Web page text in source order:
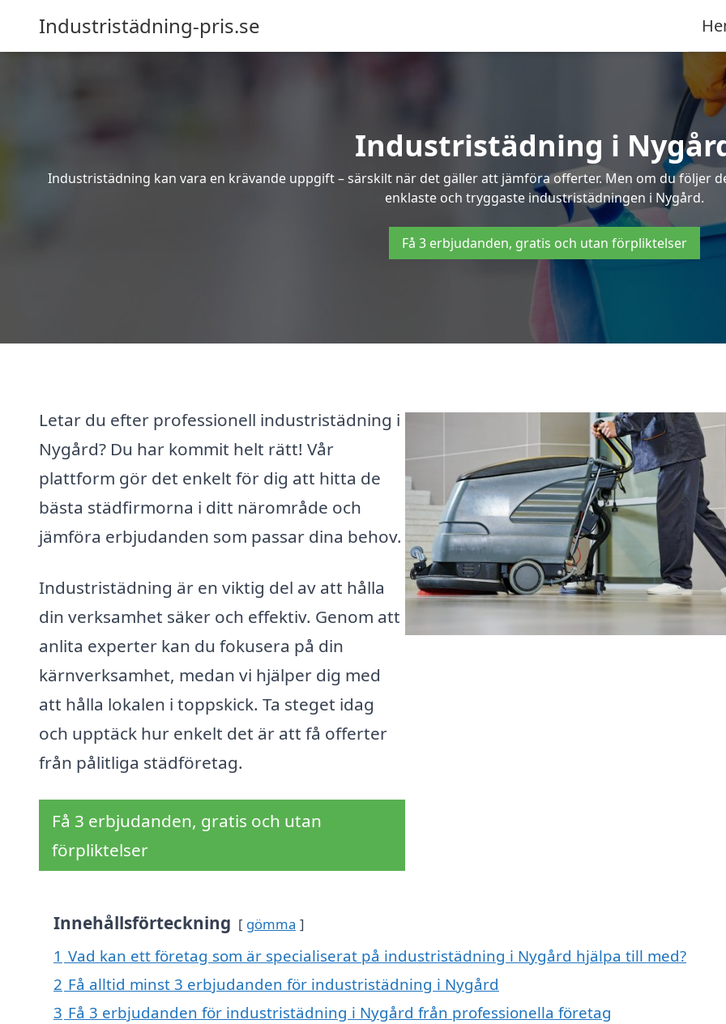
Industristädning-pris.se
Industristädning i
Industristädning kan vara en krävande uppgift – särskilt när det gäller att jämföra offerter. Men om du följer
enklaste och tryggaste industristädningen i Nygård.
Få 3 erbjudanden, gratis och utan förpliktelser
Letar du efter professionell industristädning i
Nygård? Du har kommit helt rätt! Vår
plattform gör det enkelt för dig att hitta de
bästa städfirmorna i ditt närområde och
jämföra erbjudanden som passar dina behov.
Industristädning är en viktig del av att hålla
din verksamhet säker och effektiv. Genom att
anlita experter kan du fokusera på din
kärnverksamhet, medan vi hjälper dig med
att hålla lokalen i toppskick. Ta steget idag
och upptäck hur enkelt det är att få offerter
från pålitliga städföretag.
Få 3 erbjudanden, gratis och utan
förpliktelser
Innehållsförteckning gömma
1 Vad kan ett företag som är specialiserat på industristädning i Nygård hjälpa till med?
2 Få alltid minst 3 erbjudanden för industristädning i Nygård
3 Få 3 erbjudanden för industristädning i Nygård från professionella företag